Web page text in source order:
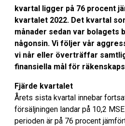
kvartal ligger på 76 procent
kvartalet 2022. Det kvartal
månader sedan var bolagets
någonsin. Vi följer vår
vi når eller överträffar
finansiella mål för
Fjärde kvartalet
Årets sista kvartal innebar
försäljningen landar på 10,2
perioden är på 76 procent